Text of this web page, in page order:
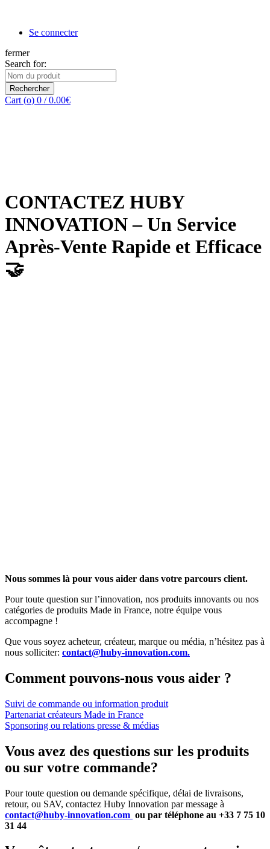
Se connecter
fermer
Search for:
Rechercher
Cart (o) 0 / 0.00€
CONTACTEZ HUBY
INNOVATION – Un Service
Après-Vente Rapide et Efficace
🤝
Nous sommes là pour vous aider dans votre parcours client.
Pour toute question sur l’innovation, nos produits innovants ou nos
catégories de produits Made in France, notre équipe vous
accompagne !
Que vous soyez acheteur, créateur, marque ou média, n’hésitez pas à
nous solliciter: contact@huby-innovation.com.
Comment pouvons-nous vous aider ?
Suivi de commande ou information produit
Partenariat créateurs Made in France
Sponsoring ou relations presse & médias
Vous avez des questions sur les produits
ou sur votre commande?
Pour toute question ou demande spécifique, délai de livraisons,
retour, ou SAV, contactez Huby Innovation par message à
contact@huby-innovation.com ou par téléphone au +33 7 75 10
31 44